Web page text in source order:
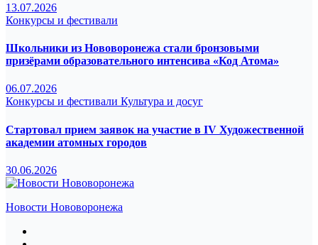
13.07.2026
Конкурсы и фестивали
Школьники из Нововоронежа стали бронзовыми
призёрами образовательного интенсива «Код Атома»
06.07.2026
Конкурсы и фестивали Культура и досуг
Стартовал прием заявок на участие в IV Художественной
академии атомных городов
30.06.2026
Новости Нововоронежа